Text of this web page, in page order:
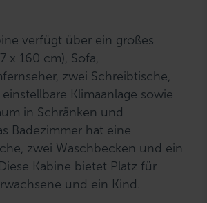
verfügt über ein großes
x 160 cm), Sofa,
zwei Schreibtische,
Klimaanlage sowie
in Schränken und
Badezimmer hat eine
zwei Waschbecken und ein
Kabine bietet Platz für
und ein Kind.